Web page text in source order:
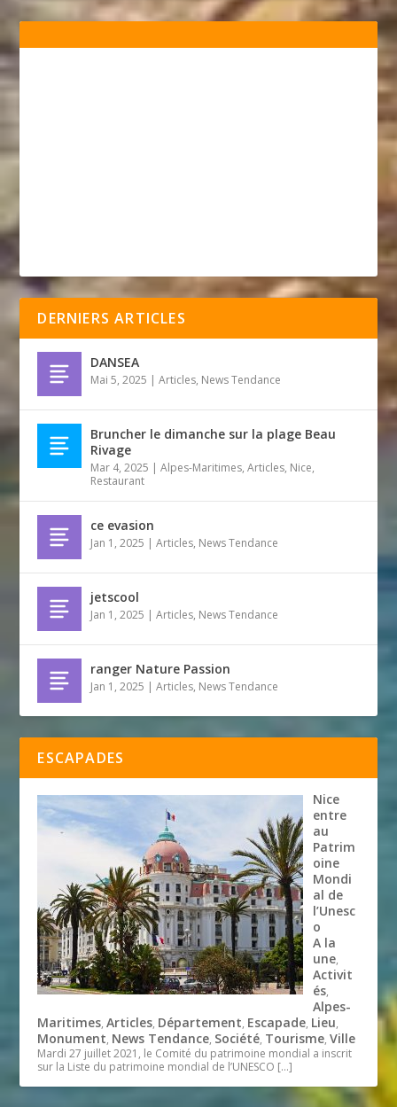
DERNIERS ARTICLES
DANSEA
Mai 5, 2025 |Articles, News Tendance
Bruncher le dimanche sur la plage Beau
Rivage
Mar 4, 2025 |Alpes-Maritimes,Articles, Nice,
Restaurant
ce evasion
Jan 1, 2025 |Articles, News Tendance
jetscool
Jan 1, 2025 |Articles, News Tendance
ranger Nature Passion
Jan 1, 2025 |Articles, News Tendance
ESCAPADES
Nice
entre
au
Patrim
oine
Mondi
al de
l’Unesc
o
A la
une,
Activit
és,
Alpes-
Maritimes,Articles, Département, Escapade, Lieu,
Monument, News Tendance, Société, Tourisme,Ville
Mardi 27 juillet 2021, le Comité du patrimoine mondial a inscrit
sur la Liste du patrimoine mondial de l’UNESCO […]